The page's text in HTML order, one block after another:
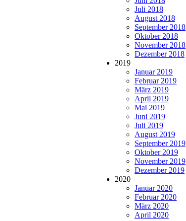
Juli 2018
August 2018
September 2018
Oktober 2018
November 2018
Dezember 2018
2019
Januar 2019
Februar 2019
März 2019
April 2019
Mai 2019
Juni 2019
Juli 2019
August 2019
September 2019
Oktober 2019
November 2019
Dezember 2019
2020
Januar 2020
Februar 2020
März 2020
April 2020